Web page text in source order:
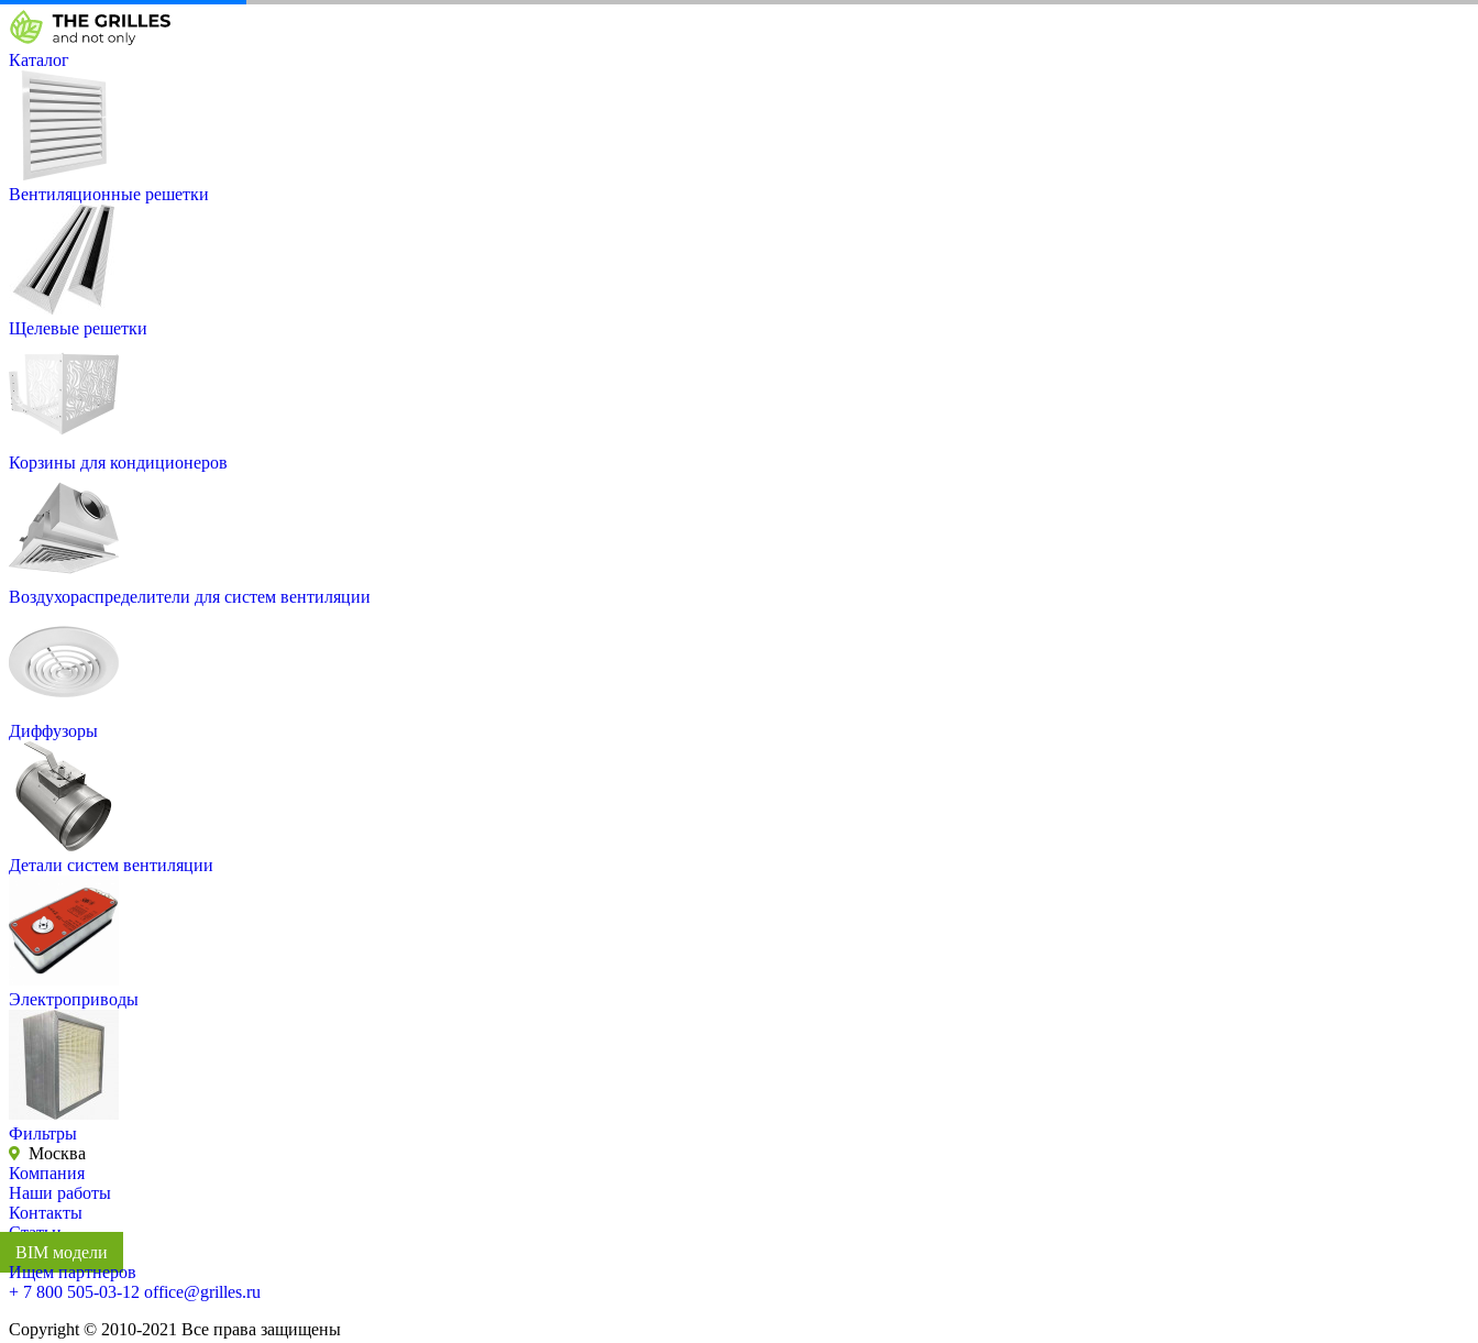
Каталог
Вентиляционные решетки
Щелевые решетки
Корзины для кондиционеров
Воздухораспределители для систем вентиляции
Диффузоры
Детали систем вентиляции
Электроприводы
Фильтры
Москва
Компания
Наши работы
Контакты
Статьи
BIM модели
Ищем партнеров
+ 7 800 505-03-12 office@grilles.ru
Copyright © 2010-2021 Все права защищены